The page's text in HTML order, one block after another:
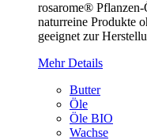
rosarome® Pflanzen-
naturreine Produkte
geeignet zur
Mehr Details
Butter
Öle
Öle BIO
Wachse